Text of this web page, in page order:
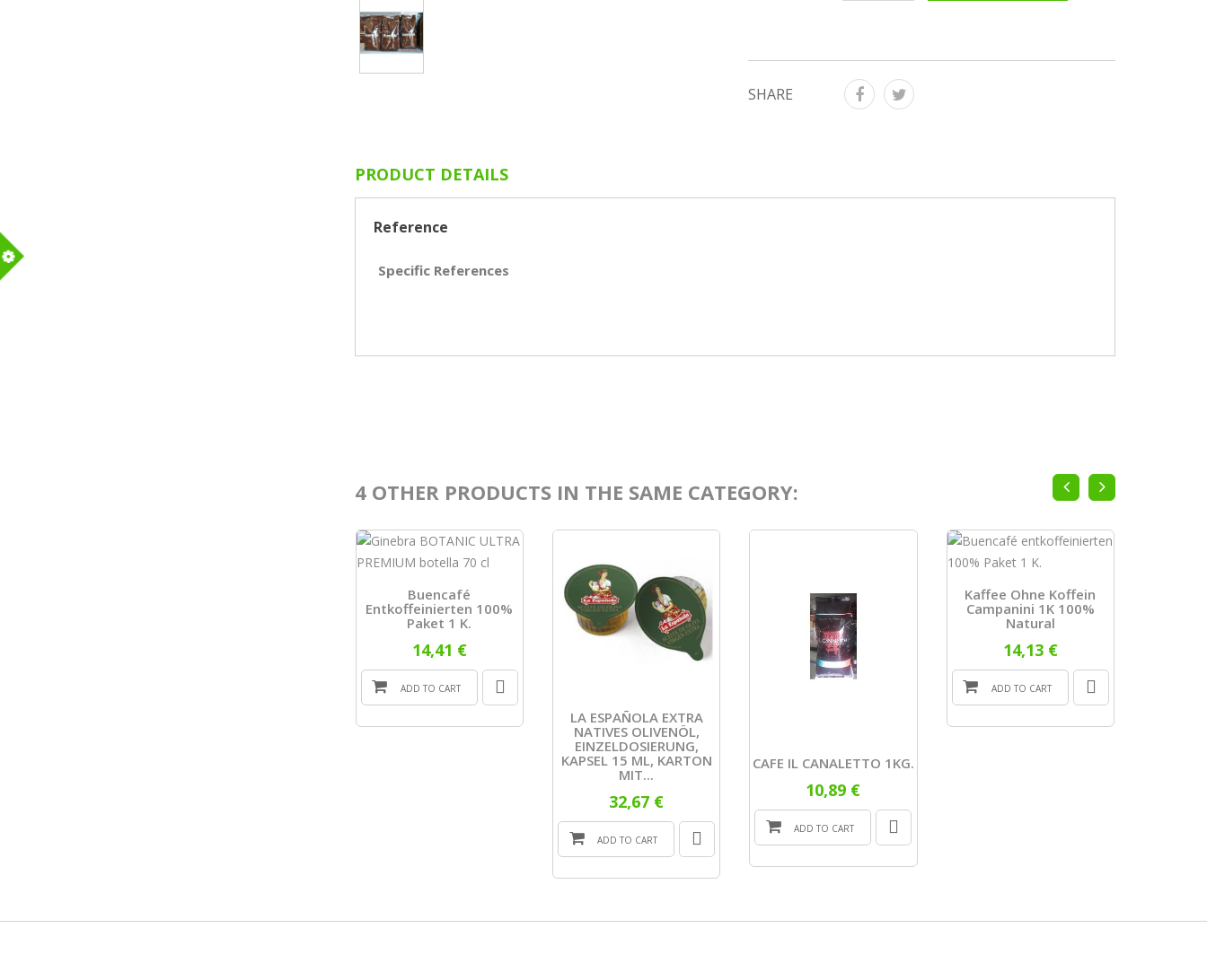
SHARE
PRODUCT DETAILS
Reference
Specific References
4 OTHER PRODUCTS IN THE SAME CATEGORY:
Buencafé
Entkoffeinierten 100%
Paket 1 K.
14,41 €
ADD TO CART
LA ESPAÑOLA EXTRA
NATIVES OLIVENÖL,
EINZELDOSIERUNG,
KAPSEL 15 ML, KARTON
MIT...
32,67 €
ADD TO CART
CAFE IL CANALETTO 1KG.
10,89 €
ADD TO CART
Kaffee Ohne Koffein
Campanini 1K 100%
Natural
14,13 €
ADD TO CART